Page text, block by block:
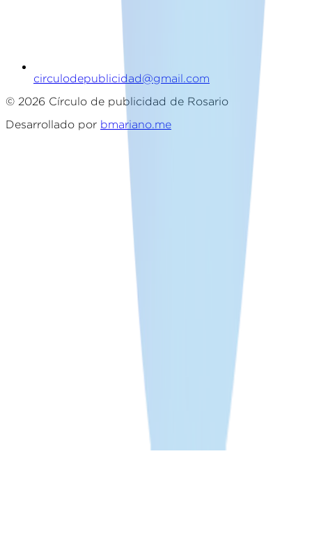
circulodepublicidad@gmail.com
© 2026 Círculo de publicidad de Rosario
Desarrollado por bmariano.me